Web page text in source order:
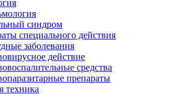
синдром
специального действия
заболевания
действие
средства
препараты
техника